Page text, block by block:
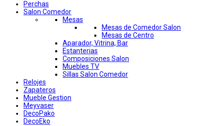
Perchas
Salon Comedor
Mesas
Mesas de Comedor Salon
Mesas de Centro
Aparador, Vitrina, Bar
Estanterias
Composiciones Salon
Muebles TV
Sillas Salon Comedor
Relojes
Zapateros
Mueble Gestion
Meyvaser
DecoPako
DecoEko